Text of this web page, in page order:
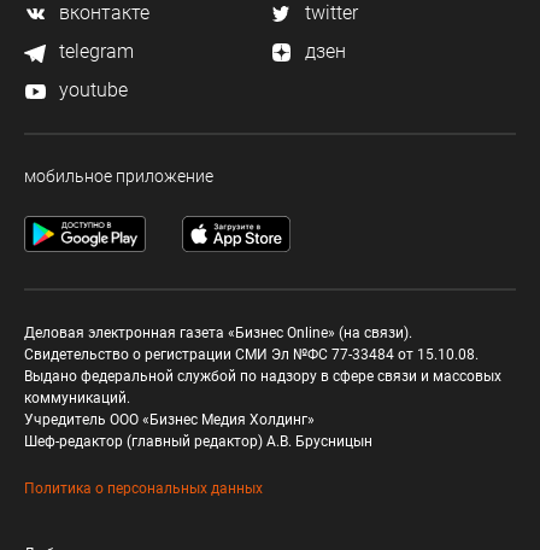
вконтакте
twitter
telegram
дзен
youtube
мобильное приложение
Деловая электронная газета «Бизнес Online» (на связи).
Свидетельство о регистрации СМИ Эл №ФС 77-33484 от 15.10.08.
Выдано федеральной службой по надзору в сфере связи и массовых
коммуникаций.
Учредитель ООО «Бизнес Медия Холдинг»
Шеф-редактор (главный редактор) А.В. Брусницын
Политика о персональных данных